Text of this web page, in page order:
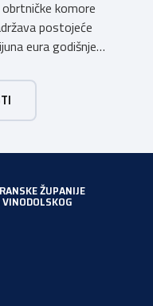
komore
postojeće
eura godišnje
Hrvatske da u
prihvati ključne
intenzivnog dijaloga s
ŽUPANIJE